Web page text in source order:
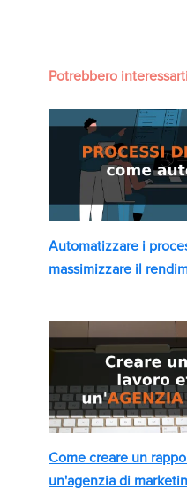
Potrebbero
Automatizzare i
massimizzare il
Come creare un
un'agenzia di